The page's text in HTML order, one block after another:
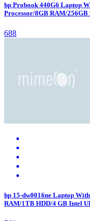
hp Probook 440G6 Laptop
Processor/8GB RAM/
688
hp 15-dw0016ne Laptop
RAM/1TB HDD/4 GB Intel